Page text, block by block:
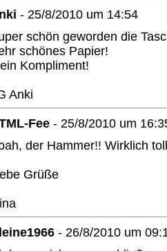
- 25/8/2010 um 14:54
schön geworden die
schönes Papier!
Kompliment!
Anki
Fee - 25/8/2010 um
der Hammer!! Wirklich
Grüße
- 26/8/2010 um